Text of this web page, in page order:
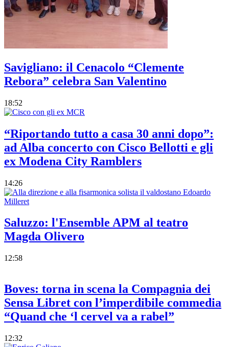
Savigliano: il Cenacolo “Clemente
Rebora” celebra San Valentino
18:52
“Riportando tutto a casa 30 anni dopo”:
ad Alba concerto con Cisco Bellotti e gli
ex Modena City Ramblers
14:26
Saluzzo: l'Ensemble APM al teatro
Magda Olivero
12:58
Boves: torna in scena la Compagnia dei
Sensa Libret con l’imperdibile commedia
“Quand che ‘l cervel va a rabel”
12:32